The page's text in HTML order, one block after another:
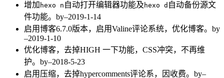
增加 hexo n 自动打开编辑器功能及 hexo d 自动备份源文
件功能。by–2019-1-14
启用博客6.7.0版本，启用Valine评论系统，优化博客。by
–2019-1-10
优化博客，去掉HIGH 一下功能，CSS冲突，不再维
护。by–2018-5-23
启用压缩，去掉hypercomments评论系，因收费。by–